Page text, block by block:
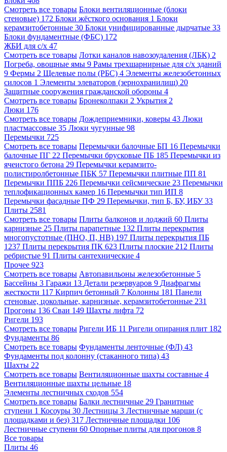
Смотреть все товары Блоки вентиляционные (блоки
стеновые) 172 Блоки жёсткого основания 1 Блоки
керамзитобетонные 30 Блоки унифицированные дырчатые 33
Блоки фундаментные (ФБС) 172
ЖБИ для с/х 47
Смотреть все товары Лотки каналов навозоудаления (ЛБК) 2
Погреба, овощные ямы 9 Рамы трехшарнирные для с/х зданий
9 Фермы 2 Щелевые полы (РБС) 4 Элементы железобетонных
силосов 1 Элементы элеваторов (зернохранилищ) 20
Защитные сооружения гражданской обороны 4
Смотреть все товары Бронеколпаки 2 Укрытия 2
Люки 176
Смотреть все товары Дождеприемники, коверы 43 Люки
пластмассовые 35 Люки чугунные 98
Перемычки 725
Смотреть все товары Перемычки балочные БП 16 Перемычки
балочные ПГ 22 Перемычки брусковые ПБ 185 Перемычки из
ячеистого бетона 29 Перемычки керамзито-
полистиролбетонные ПБК 57 Перемычки плитные ПП 81
Перемычки ППБ 226 Перемычки сейсмические 23 Перемычки
теплофикационных камер 16 Перемычки тип ИП 8
Перемычки фасадные ПФ 29 Перемычки, тип Б, БУ, ИБУ 33
Плиты 2581
Смотреть все товары Плиты балконов и лоджий 60 Плиты
карнизные 25 Плиты парапетные 132 Плиты перекрытия
многопустотные (ПНО, П, НВ) 197 Плиты перекрытия ПБ
1237 Плиты перекрытия ПК 623 Плиты плоские 212 Плиты
ребристые 91 Плиты сантехнические 4
Прочее 923
Смотреть все товары Автопавильоны железобетонные 5
Бассейны 3 Гаражи 13 Детали резервуаров 9 Диафрагмы
жесткости 117 Кирпич бетонный 7 Колонны 181 Панели
стеновые, цокольные, карнизные, керамзитобетонные 231
Прогоны 136 Сваи 149 Шахты лифта 72
Ригели 193
Смотреть все товары Ригели ИБ 11 Ригели опирания плит 182
Фундаменты 86
Смотреть все товары Фундаменты ленточные (ФЛ) 43
Фундаменты под колонну (стаканного типа) 43
Шахты 22
Смотреть все товары Вентиляционные шахты составные 4
Вентиляционные шахты цельные 18
Элементы лестничных сходов 554
Смотреть все товары Балки лестничные 29 Гранитные
ступени 1 Косоуры 30 Лестницы 3 Лестничные марши (с
площадками и без) 317 Лестничные площадки 106
Лестничные ступени 60 Опорные плиты для прогонов 8
Все товары
Плиты 46